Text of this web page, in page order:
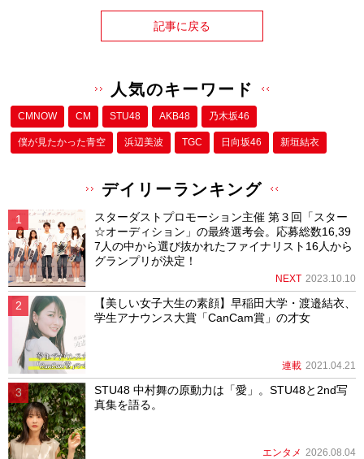
記事に戻る
人気のキーワード
CMNOW CM STU48 AKB48 乃木坂46
僕が⾒たかった⻘空 浜辺美波 TGC 日向坂46 新垣結衣
デイリーランキング
スターダストプロモーション主催 第３回「スター
☆オーディション」の最終選考会。応募総数16,39
7人の中から選び抜かれたファイナリスト16人から
グランプリが決定！
NEXT 2023.10.10
【美しい女子大生の素顔】早稲田大学・渡邉結衣、
学生アナウンス大賞「CanCam賞」の才女
連載 2021.04.21
STU48 中村舞の原動力は「愛」。STU48と2nd写
真集を語る。
エンタメ 2026.08.04